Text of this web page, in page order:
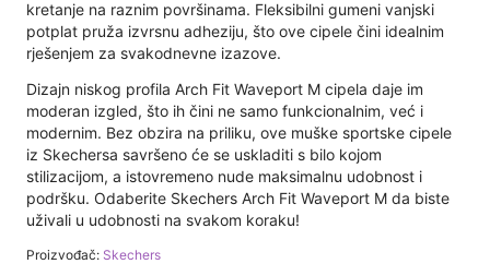
kretanje na raznim površinama. Fleksibilni gumeni vanjski
potplat pruža izvrsnu adheziju, što ove cipele čini idealnim
rješenjem za svakodnevne izazove.
Dizajn niskog profila Arch Fit Waveport M cipela daje im
moderan izgled, što ih čini ne samo funkcionalnim, već i
modernim. Bez obzira na priliku, ove muške sportske cipele
iz Skechersa savršeno će se uskladiti s bilo kojom
stilizacijom, a istovremeno nude maksimalnu udobnost i
podršku. Odaberite Skechers Arch Fit Waveport M da biste
uživali u udobnosti na svakom koraku!
Proizvođač: Skechers